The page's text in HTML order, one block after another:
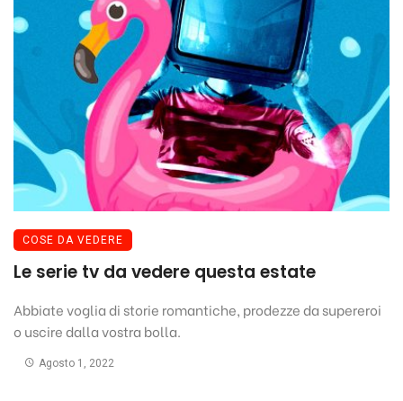
COSE DA VEDERE
Le serie tv da vedere questa estate
Abbiate voglia di storie romantiche, prodezze da supereroi
o uscire dalla vostra bolla.
Agosto 1, 2022